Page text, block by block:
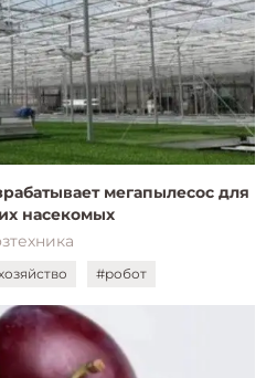
мегапылесос для
#робот